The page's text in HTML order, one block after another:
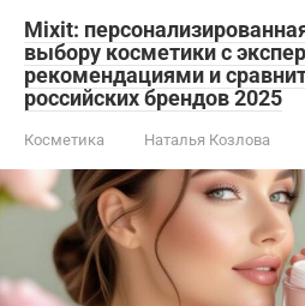
Mixit:
выбору косметики с
рекомендациями и
российских брендов 2025
Косметика Наталья Козлова